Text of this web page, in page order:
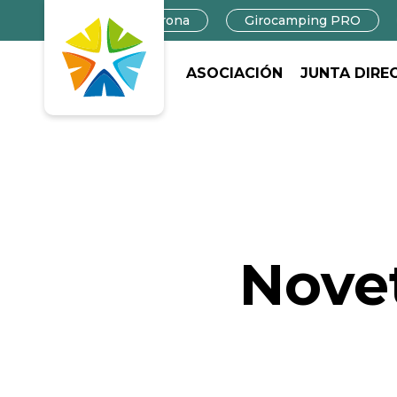
Campings in Girona Girocamping PRO
ASOCIACIÓN JUNTA